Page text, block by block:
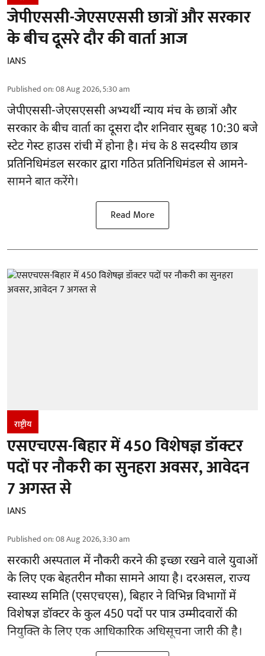
जेपीएससी-जेएसएससी छात्रों और सरकार
के बीच दूसरे दौर की वार्ता आज
IANS
Published on:08 Aug 2026, 5:30 am
जेपीएससी-जेएसएससी अभ्यर्थीन्याय मंच के छात्रों और
सरकार के बीच वार्ता का दूसरा दौर शनिवार सुबह 10:30 बजे
स्टेट गेस्ट हाउस रांची में होना है। मंच के 8 सदस्यीय छात्र
प्रतिनिधिमंडल सरकार द्वारा गठित प्रतिनिधिमंडल से आमने-
सामने बात करेंगे।
Read More
राष्ट्रीय
एसएचएस-बिहार में 450 विशेषज्ञ डॉक्टर
पदों पर नौकरी का सुनहरा अवसर, आवेदन
7 अगस्त से
IANS
Published on:08 Aug 2026, 3:30 am
सरकारी अस्पताल में नौकरी करने की इच्छा रखने वाले युवाओं
के लिए एक बेहतरीन मौका सामने आया है। दरअसल, राज्य
स्वास्थ्य समिति (एसएचएस), बिहार ने विभिन्न विभागों में
विशेषज्ञ डॉक्टर के कुल 450 पदों पर पात्र उम्मीदवारों की
नियुक्ति के लिए एक आधिकारिक अधिसूचना जारी की है।